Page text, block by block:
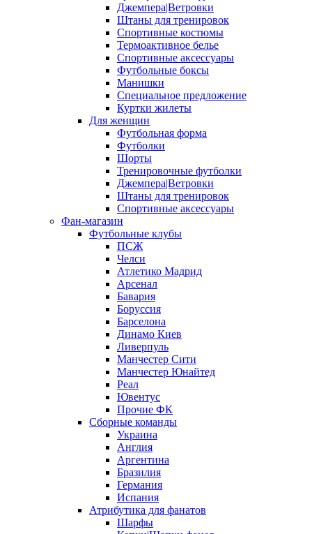
Джемпера|Ветровки
Штаны для тренировок
Спортивные костюмы
Термоактивное белье
Спортивные аксессуары
Футбольные боксы
Манишки
Специальное предложение
Куртки жилеты
Для женщин
Футбольная форма
Футболки
Шорты
Тренировочные футболки
Джемпера|Ветровки
Штаны для тренировок
Спортивные аксессуары
Фан-магазин
Футбольные клубы
ПСЖ
Челси
Атлетико Мадрид
Арсенал
Бавария
Боруссия
Барселона
Динамо Киев
Ливерпуль
Манчестер Сити
Манчестер Юнайтед
Реал
Ювентус
Прочие ФК
Сборные команды
Украина
Англия
Аргентина
Бразилия
Германия
Испания
Атрибутика для фанатов
Шарфы